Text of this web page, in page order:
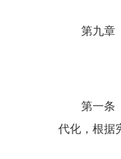
第九
第一条 为
代化，根据